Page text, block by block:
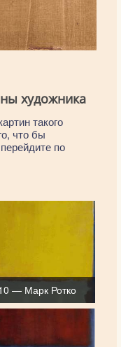
художника
такого
что бы
по
— Марк Ротко